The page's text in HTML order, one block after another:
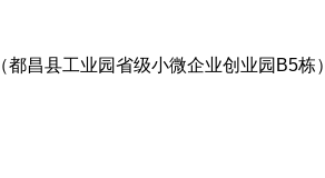
县工业园省级小微企业创业园B5栋）